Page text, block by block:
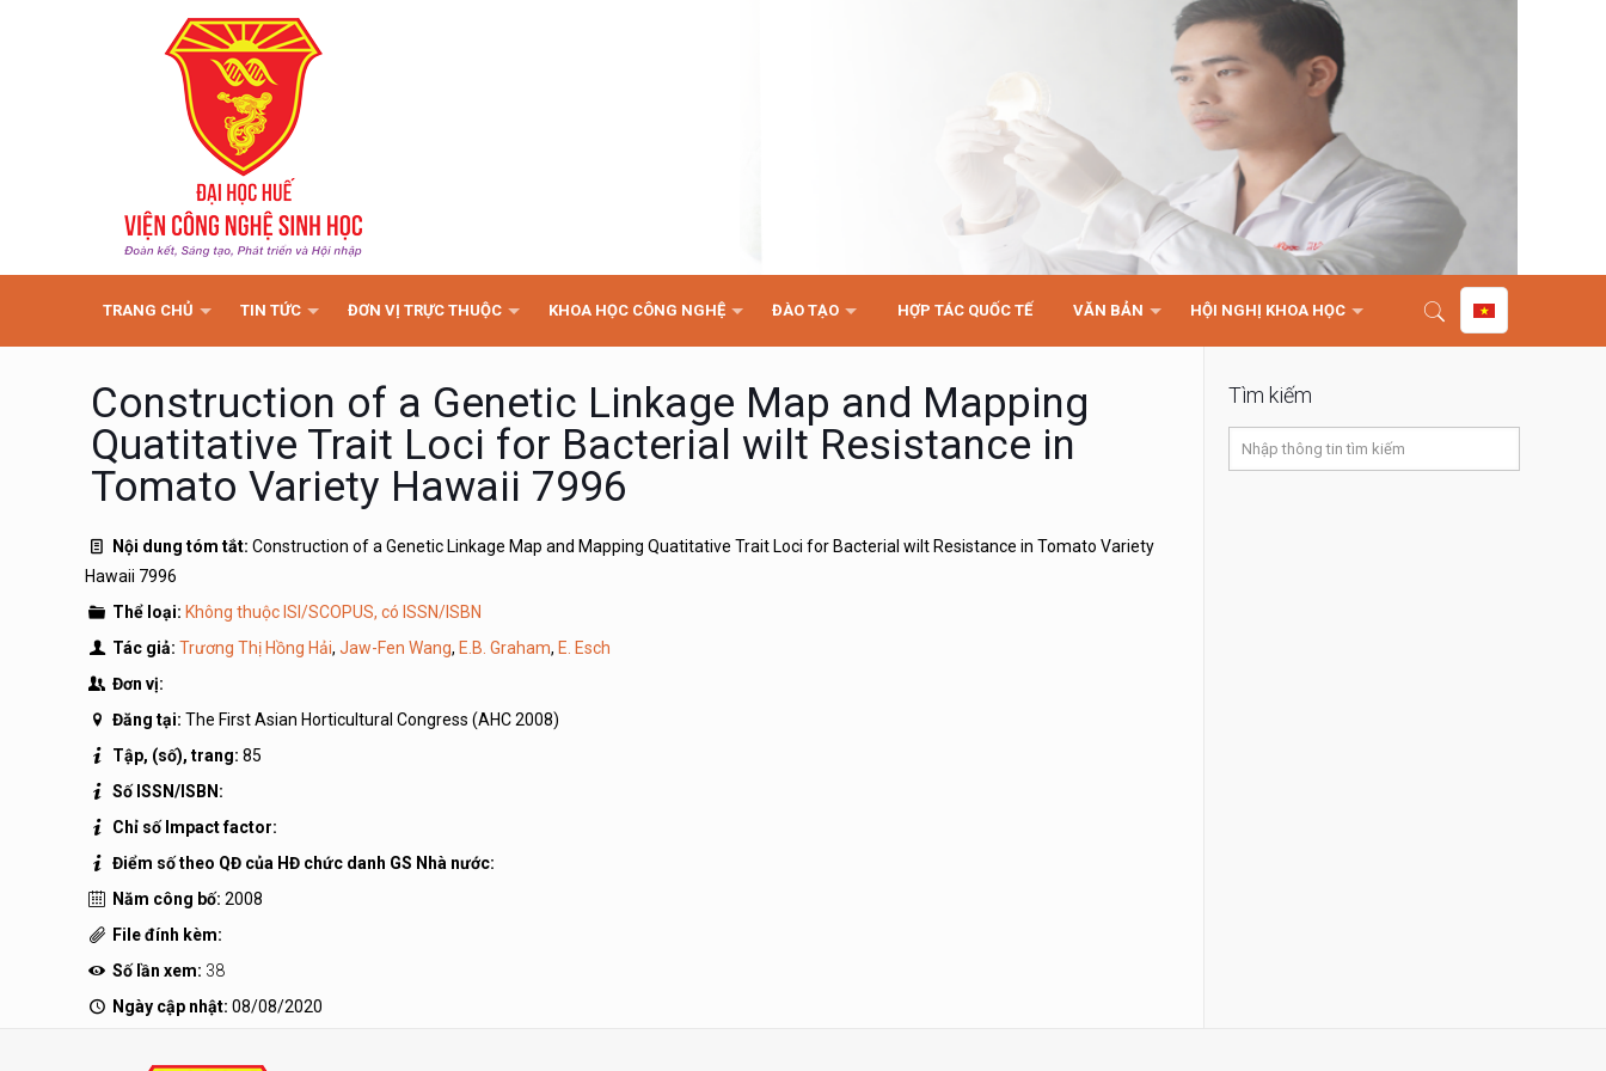
TRANG CHỦ TIN TỨC ĐƠN VỊ TRỰC THUỘC KHOA HỌC CÔNG NGHỆ ĐÀO TẠO HỢP TÁC QUỐC TẾ VĂN BẢN HỘI NGHỊ KHOA HỌC
Construction of a Genetic Linkage Map and Mapping
Quatitative Trait Loci for Bacterial wilt Resistance in
Tomato Variety Hawaii 7996
Nội dung tóm tắt: Construction of a Genetic Linkage Map and Mapping Quatitative Trait Loci for Bacterial wilt Resistance in Tomato Variety
Hawaii 7996
Thể loại: Không thuộc ISI/SCOPUS, có ISSN/ISBN
Tác giả: Trương Thị Hồng Hải, Jaw-Fen Wang, E.B. Graham, E. Esch
Đơn vị:
Đăng tại: The First Asian Horticultural Congress (AHC 2008)
Tập, (số), trang: 85
Số ISSN/ISBN:
Chỉ số Impact factor:
Điểm số theo QĐ của HĐ chức danh GS Nhà nước:
Năm công bố: 2008
File đính kèm:
Số lần xem: 38
Ngày cập nhật: 08/08/2020
Tìm kiếm